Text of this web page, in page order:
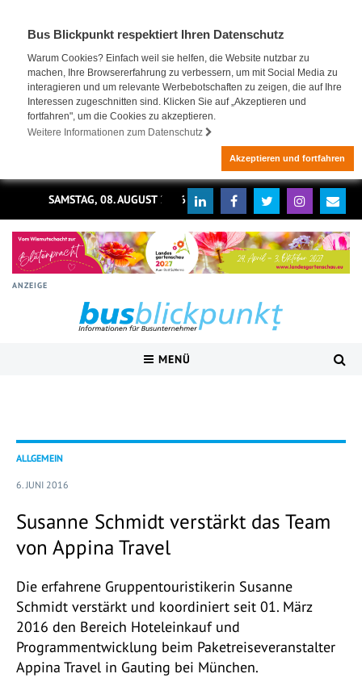
Bus Blickpunkt respektiert Ihren Datenschutz
Warum Cookies? Einfach weil sie helfen, die Website nutzbar zu
machen, Ihre Browsererfahrung zu verbessern, um mit Social Media zu
interagieren und um relevante Werbebotschaften zu zeigen, die auf Ihre
Interessen zugeschnitten sind. Klicken Sie auf „Akzeptieren und
fortfahren", um die Cookies zu akzeptieren.
Weitere Informationen zum Datenschutz
Akzeptieren und fortfahren
SAMSTAG, 08. AUGUST 2026
ANZEIGE
MENÜ
ALLGEMEIN
6. JUNI 2016
Susanne Schmidt verstärkt das Team
von Appina Travel
Die erfahrene Gruppentouristikerin Susanne
Schmidt verstärkt und koordiniert seit 01. März
2016 den Bereich Hoteleinkauf und
Programmentwicklung beim Paketreiseveranstalter
Appina Travel in Gauting bei München.